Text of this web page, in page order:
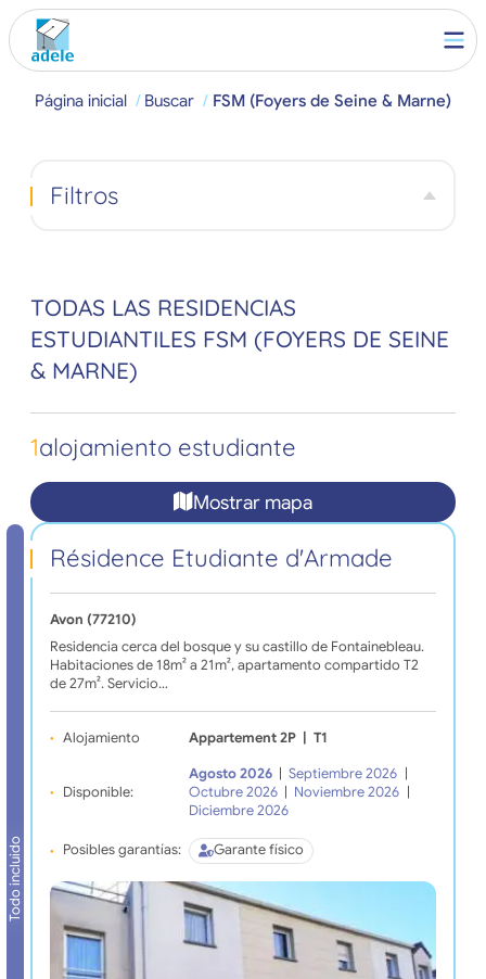
Página inicial Buscar FSM (Foyers de Seine & Marne)
TODAS LAS RESIDENCIAS
ESTUDIANTILES FSM (FOYERS DE SEINE
& MARNE)
1alojamiento estudiante
Mostrar mapa
Todo incluido
Résidence Etudiante d'Armade
Avon (77210)
Residencia cerca del bosque y su castillo de Fontainebleau.
Habitaciones de 18m² a 21m², apartamento compartido T2
de 27m². Servicio…
Alojamiento Appartement 2P | T1
Disponible:
Agosto 2026 | Septiembre 2026 |
Octubre 2026 | Noviembre 2026 |
Diciembre 2026
Posibles garantías: Garante físico
Filtros